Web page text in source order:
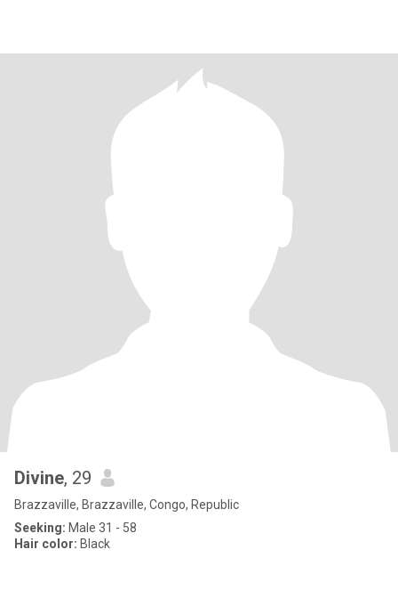
Divine, 29
Brazzaville, Brazzaville, Congo, Republic
Seeking: Male 31 - 58
Hair color: Black